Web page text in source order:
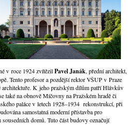
v roce 1924 zvítězilPavel Janák, přední architekt,
Tento profesor a pozdější rektor VŠUP v Praze
architektuře. K jeho pražským dílům patří Hlávkův
také na obnově Míčovny na Pražském hradě či
paláce v letech 1928–1934 rekonstrukcí, při
samostatná moderní přístavba pro
domů. Tuto část budovy označují